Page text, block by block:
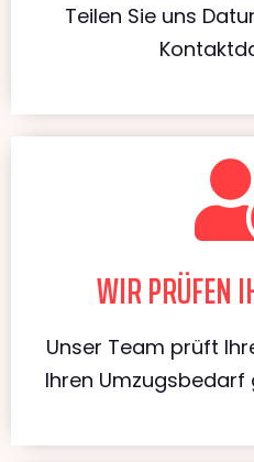
Teilen Sie uns
WIR PRÜFEN
Unser Team prüft
Ihren Umzugsbedarf